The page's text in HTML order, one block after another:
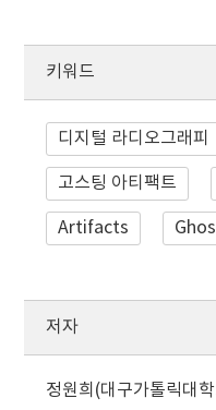
키워드
디지털 라디오그래피
고스팅 아티팩트
Artifacts
저자
정원희(대구가톨릭대